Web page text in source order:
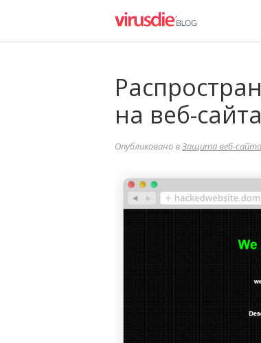
на веб-
Опубликовано вЗащита веб-